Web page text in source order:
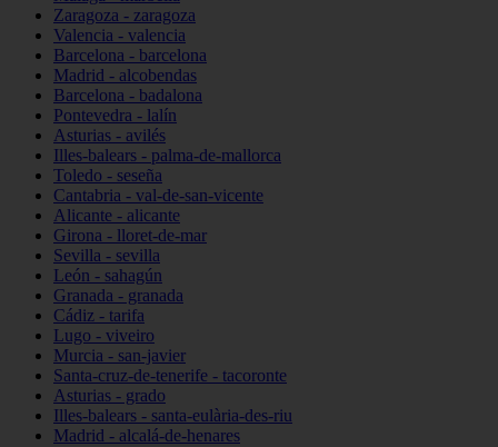
Zaragoza - zaragoza
Valencia - valencia
Barcelona - barcelona
Madrid - alcobendas
Barcelona - badalona
Pontevedra - lalín
Asturias - avilés
Illes-balears - palma-de-mallorca
Toledo - seseña
Cantabria - val-de-san-vicente
Alicante - alicante
Girona - lloret-de-mar
Sevilla - sevilla
León - sahagún
Granada - granada
Cádiz - tarifa
Lugo - viveiro
Murcia - san-javier
Santa-cruz-de-tenerife - tacoronte
Asturias - grado
Illes-balears - santa-eulària-des-riu
Madrid - alcalá-de-henares